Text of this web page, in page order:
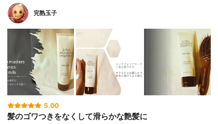
完熟玉子
5.00
髪のゴワつきをなくして滑らかな艶髪に